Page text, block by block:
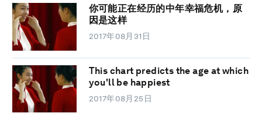
你可能正在经历的中年幸福危机，原
因是这样
2017年08月31日
This chart predicts the age at which
you'll be happiest
2017年08月25日